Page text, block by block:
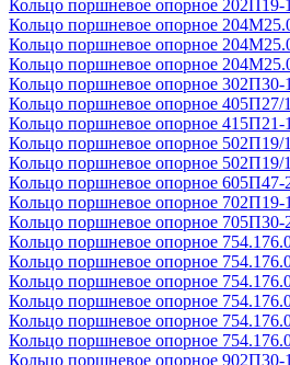
Кольцо поршневое опорное
Кольцо поршневое опорное
Кольцо поршневое опорное
Кольцо поршневое опорное
Кольцо поршневое опорное
Кольцо поршневое опорное 405П27/
Кольцо поршневое опорное
Кольцо поршневое опорное 502П19/
Кольцо поршневое опорное 502П19/
Кольцо поршневое опорное
Кольцо поршневое опорное
Кольцо поршневое опорное
Кольцо поршневое опорное
Кольцо поршневое опорное
Кольцо поршневое опорное
Кольцо поршневое опорное
Кольцо поршневое опорное
Кольцо поршневое опорное
Кольцо поршневое опорное